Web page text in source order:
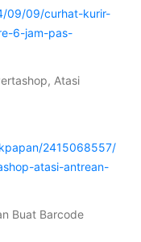
09/09/curhat-kurir-
6-jam-pas-
Atasi
2415068557/
atasi-antrean-
Buat Barcode